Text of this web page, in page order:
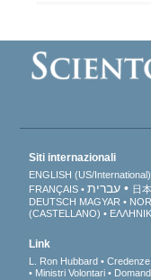
Siti internazionali
ENGLISH (US/International)
FRANÇAIS
עברית 日
DEUTSCH MAGYAR
(CASTELLANO)
Link
L. Ron Hubbard
Ministri Volontari